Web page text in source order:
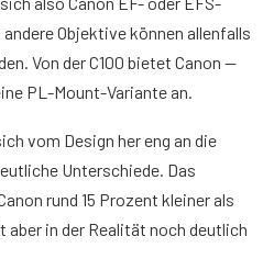
Objektive können allenfalls
Von der C100 bietet Canon —
PL-Mount-Variante an.
vom Design her eng an die
Unterschiede. Das
rund 15 Prozent kleiner als
aber in der Realität noch deutlich